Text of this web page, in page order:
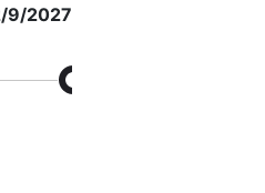
9/2027